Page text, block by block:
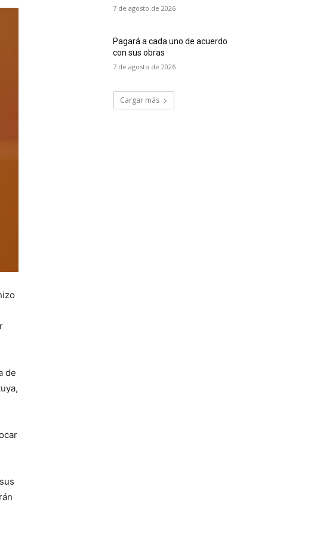
de
7 de agosto de 2026
Pagará a cada uno de acuerdo
con sus obras
7 de agosto de 2026
Cargar más